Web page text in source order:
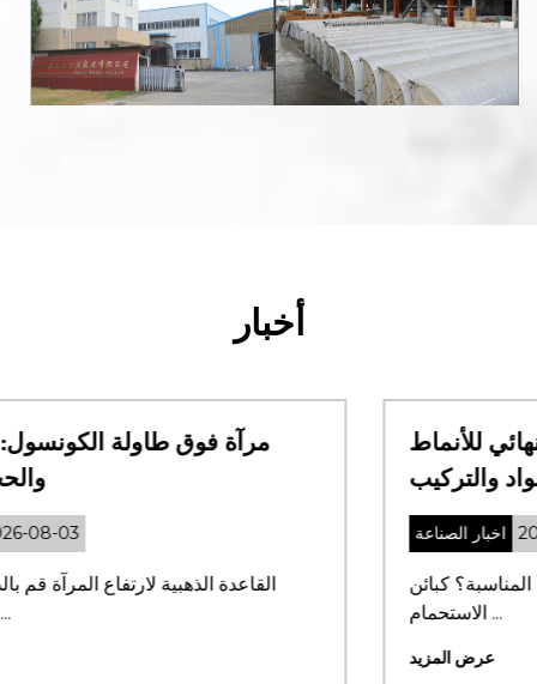
أخبار
كبائن الاستحمام: الدليل النهائي للأنماط
والمواد والتركيب
اخبار الصناعة
ما أهمية اختيار كابينة الاستحمام المناسبة؟ كبائن